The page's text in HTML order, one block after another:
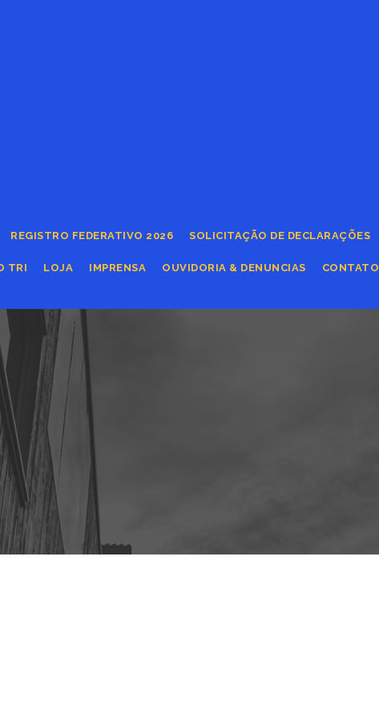
REGISTRO FEDERATIVO 2026 SOLICITAÇÃO DE DECLARAÇÕES
TRI LOJA IMPRENSA OUVIDORIA & DENUNCIAS CONTATO